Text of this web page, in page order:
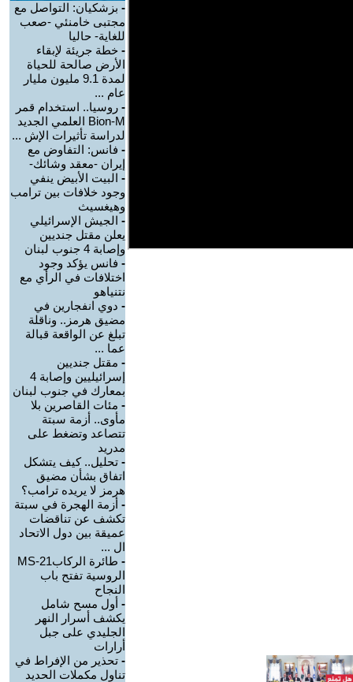
- بزشكيان: التواصل مع
مجتبى خامنئي -صعب
للغاية- حاليا
- خطة جريئة لإبقاء
الأرض صالحة للحياة
لمدة 9.1 مليون مليار
عام ...
- روسيا.. استخدام قمر
Bion-M العلمي الجديد
لدراسة تأثيرات الإش ...
- فانس: التفاوض مع
إيران -معقد وشائك-
- البيت الأبيض ينفي
وجود خلافات بين ترامب
وهيغسيث
- الجيش الإسرائيلي
يعلن مقتل جنديين
وإصابة 4 جنوب لبنان
- فانس يؤكد وجود
اختلافات في الرأي مع
نتنياهو
- دوي انفجارين في
مضيق هرمز.. وناقلة
تبلغ عن الواقعة قبالة
عما ...
- مقتل جنديين
إسرائيليين وإصابة 4
بمعارك في جنوب لبنان
- مئات القاصرين بلا
مأوى.. أزمة سبتة
تتصاعد وتضغط على
مدريد
- تحليل.. كيف يتشكل
اتفاق بشأن مضيق
هرمز لا يريده ترامب؟
- أزمة الهجرة في سبتة
تكشف عن تناقضات
عميقة بين دول الاتحاد
ال ...
-
طائرة الركابMS-21
الروسية تفتح باب
النجاح
- أول مسح شامل
يكشف أسرار النهر
الجليدي على جبل
أرارات
- تحذير من الإفراط في
تناول مكملات الحديد